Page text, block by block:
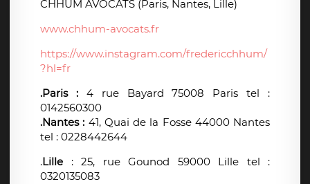
CHHUM AVOCATS (Paris, Nantes, Lille)
www.chhum-avocats.fr
https://www.instagram.com/fredericchhum/
?hl=fr
.Paris :4 rue Bayard 75008 Paris tel :
0142560300
.Nantes : 41, Quai de la Fosse 44000 Nantes
tel : 0228442644
.Lille : 25, rue Gounod 59000 Lille tel :
0320135083